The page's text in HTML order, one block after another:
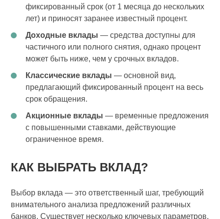
фиксированный срок (от 1 месяца до нескольких
лет) и приносят заранее известный процент.
Доходные вклады — средства доступны для
частичного или полного снятия, однако процент
может быть ниже, чем у срочных вкладов.
Классические вклады — основной вид,
предлагающий фиксированный процент на весь
срок обращения.
Акционные вклады — временные предложения
с повышенными ставками, действующие
ограниченное время.
КАК ВЫБРАТЬ ВКЛАД?
Выбор вклада — это ответственный шаг, требующий
внимательного анализа предложений различных
банков. Существует несколько ключевых параметров,